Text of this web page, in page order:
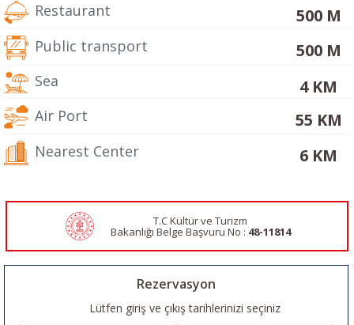
Restaurant 500 M
Public transport 500 M
Sea 4 KM
Air Port 55 KM
Nearest Center 6 KM
T.C Kültür ve Turizm
Bakanlığı Belge Başvuru No : 48-11814
Rezervasyon
Lütfen giriş ve çıkış tarihlerinizi seçiniz